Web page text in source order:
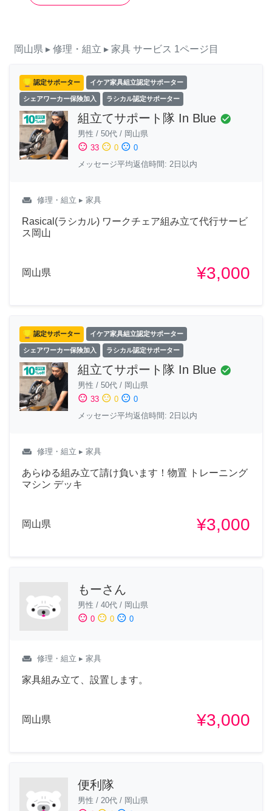
岡山県 ▸ 修理・組立 ▸ 家具 サービス 1ページ目
認定サポーター イケア家具組立認定サポーター
シェアワーカー保険加入 ラシカル認定サポーター
組立てサポート隊 In Blue check_circle
男性 / 50代 / 岡山県
sentiment_satisfied 33 sentiment_neutral 0 sentiment_dissatisfied 0
メッセージ平均返信時間: 2日以内
weekend 修理・組立 ▸ 家具
Rasical(ラシカル) ワークチェア組み立て代行サービ
ス岡山
岡山県 ¥3,000
認定サポーター イケア家具組立認定サポーター
シェアワーカー保険加入 ラシカル認定サポーター
組立てサポート隊 In Blue check_circle
男性 / 50代 / 岡山県
sentiment_satisfied 33 sentiment_neutral 0 sentiment_dissatisfied 0
メッセージ平均返信時間: 2日以内
weekend 修理・組立 ▸ 家具
あらゆる組み立て請け負います！物置 トレーニング
マシン デッキ
岡山県 ¥3,000
もーさん
男性 / 40代 / 岡山県
sentiment_satisfied 0 sentiment_neutral 0 sentiment_dissatisfied 0
weekend 修理・組立 ▸ 家具
家具組み立て、設置します。
岡山県 ¥3,000
便利隊
男性 / 20代 / 岡山県